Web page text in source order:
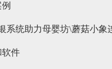
系统助力母婴坊\蘑菇小象
软件